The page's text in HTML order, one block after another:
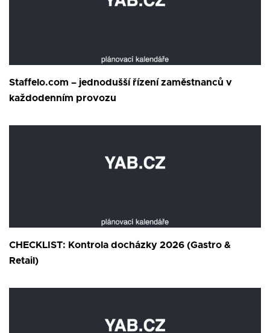
Staffelo.com – jednodušší řízení zaměstnanců v
každodenním provozu
CHECKLIST: Kontrola docházky 2026 (Gastro &
Retail)